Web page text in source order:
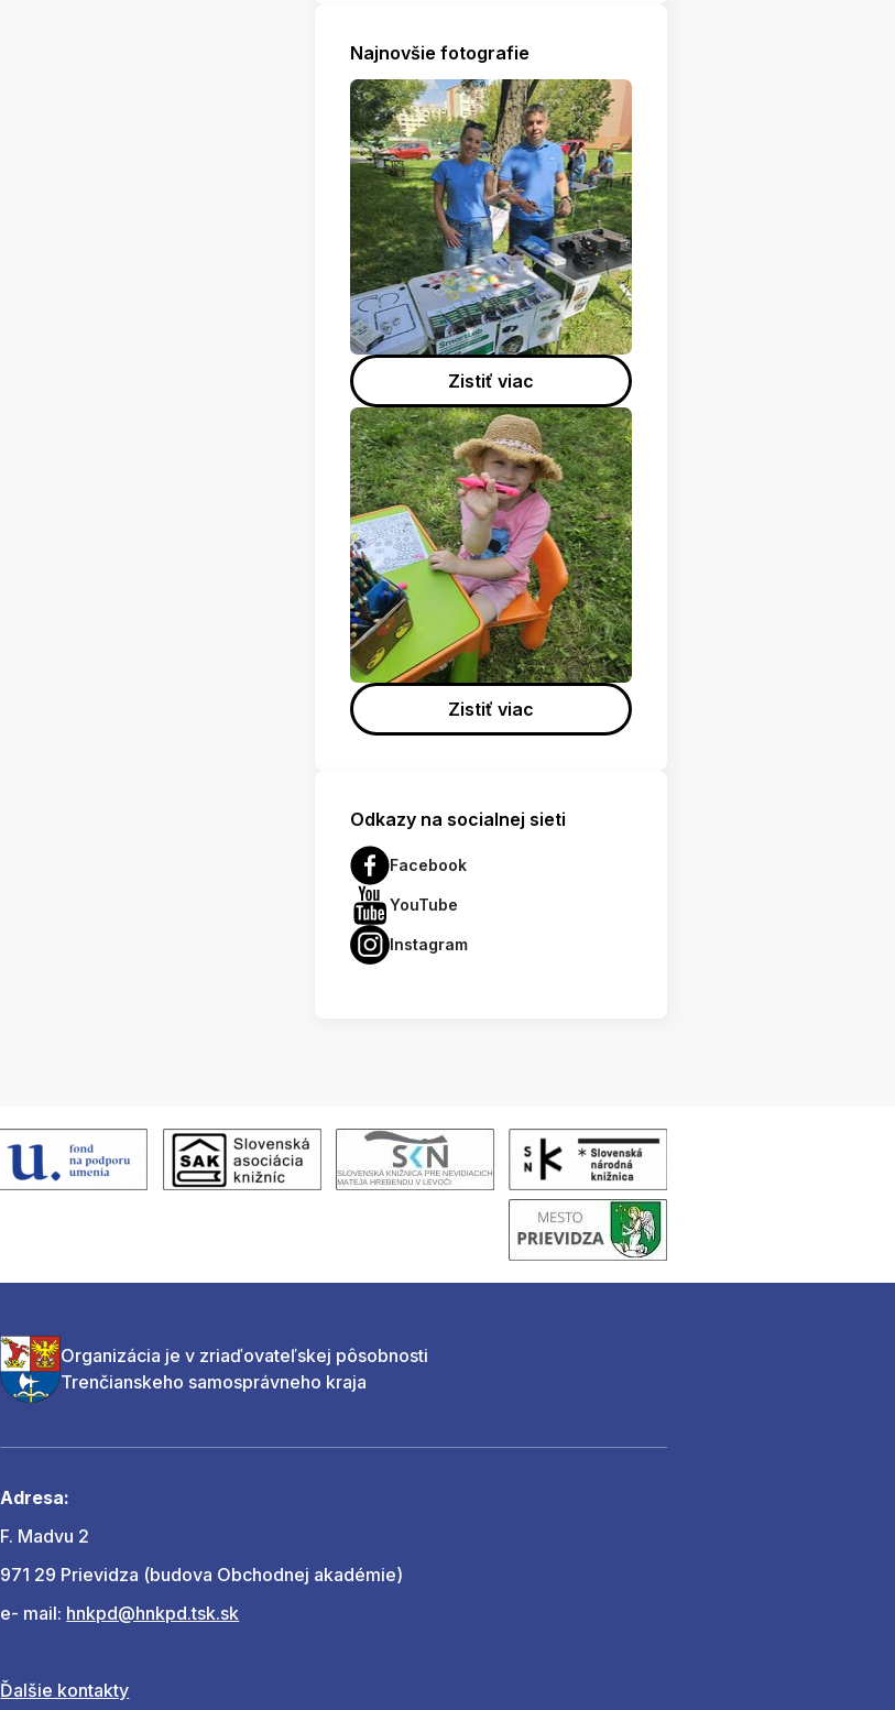
Najnovšie fotografie
Zistiť viac
Zistiť viac
Odkazy na socialnej sieti
Facebook
YouTube
Instagram
Organizácia je v zriaďovateľskej pôsobnosti
Trenčianskeho samosprávneho kraja
Adresa:
F. Madvu 2
971 29 Prievidza (budova Obchodnej akadémie)
e- mail: hnkpd@hnkpd.tsk.sk
Ďalšie kontakty